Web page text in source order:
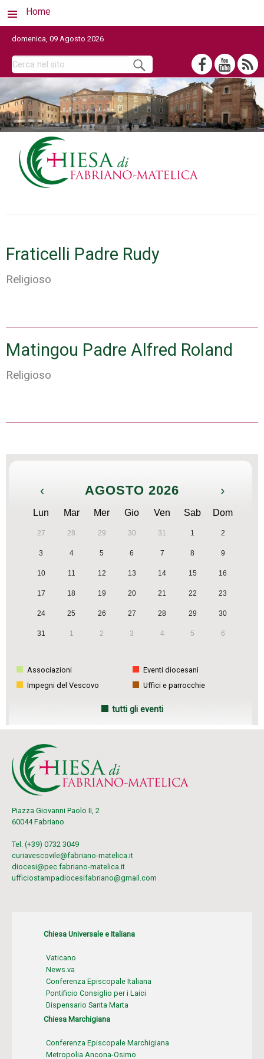
Home
domenica, 09 Agosto 2026
Fraticelli Padre Rudy
Religioso
Matingou Padre Alfred Roland
Religioso
‹ AGOSTO 2026 ›
Lun Mar Mer Gio Ven Sab Dom
27 28 29 30 31 1 2
3 4 5 6 7 8 9
10 11 12 13 14 15 16
17 18 19 20 21 22 23
24 25 26 27 28 29 30
31 1 2 3 4 5 6
Associazioni
Eventi diocesani
Impegni del Vescovo
Uffici e parrocchie
tutti gli eventi
Piazza Giovanni Paolo II, 2
60044 Fabriano
Tel. (+39) 0732 3049
curiavescovile@fabriano-matelica.it
diocesi@pec.fabriano-matelica.it
ufficiostampadiocesifabriano@gmail.com
Chiesa Universale e Italiana
Vaticano
News.va
Conferenza Episcopale Italiana
Pontificio Consiglio per i Laici
Dispensario Santa Marta
Chiesa Marchigiana
Conferenza Episcopale Marchigiana
Metropolia Ancona-Osimo